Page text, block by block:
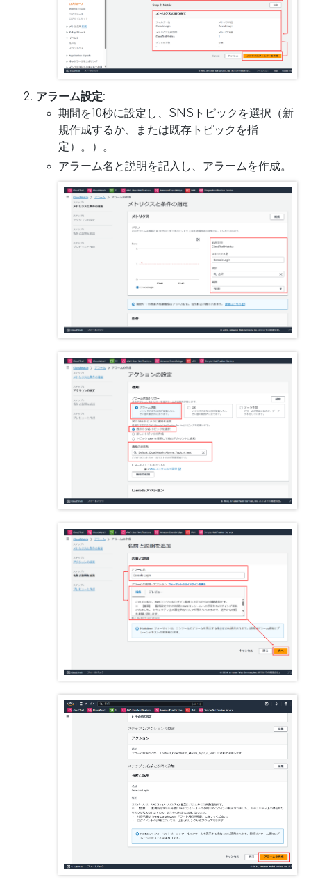
アラーム設定:
期間を10秒に設定し、SNSトピックを選択（新
規作成するか、または既存トピックを指
定）。）。
アラーム名と説明を記入し、アラームを作成。